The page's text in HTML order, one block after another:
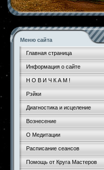
Меню сайта
Главная страница
Информация о сайте
Н О В И Ч К А М !
Рэйки
Диагностика и исцеление
Вознесение
О Медитации
Расписание сеансов
Помощь от Круга Мастеров